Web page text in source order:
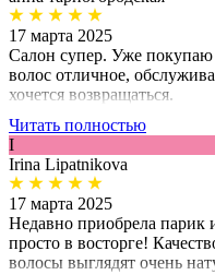
Спасибо мастерам, очень
17 марта 2025
Салон супер. Уже покупаю
волос отличное,
хочется возвращаться.
Читать полностью
I
Irina Lipatnikova
17 марта 2025
Недавно приобрела парик
просто в восторге!
волосы выглядят очень